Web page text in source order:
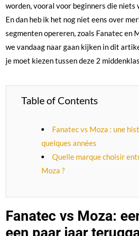
worden, vooral voor beginners die niets
En dan heb ik het nog niet eens over
segmenten opereren, zoals Fanatec en
we vandaag naar gaan kijken in dit
je moet kiezen tussen deze 2
Table of Contents
Fanatec vs Moza : une
quelques années
Quelle marque choisir
Moza ?
Fanatec vs Moza:
een paar jaar